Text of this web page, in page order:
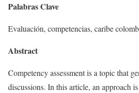
Palabras Clave
Evaluación, competencias, caribe
Abstract
Competency assessment is a topic that
discussions. In this article, an approach